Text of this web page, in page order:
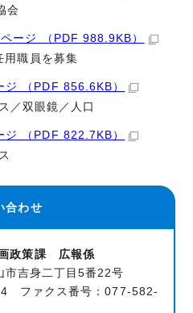
会
ージ （PDF 988.9KB）
職員を募集
（PDF 856.6KB）
／双眼鏡／人口
（PDF 822.7KB）
合わせ
政策課 広報係
吉身二丁目5番22号
ファクス番号：077-582-